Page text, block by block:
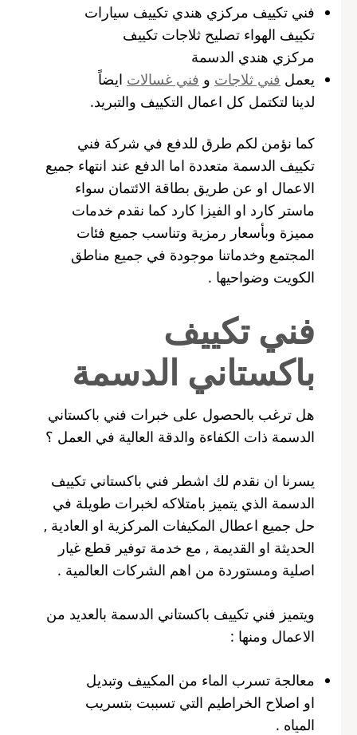
فني تكييف مركزي هندي تكييف سيارات
تكييف الهواء تصليح ثلاجات تكييف
مركزي هندي الدسمة
يعمل فني ثلاجات و فني غسالات ايضاً
لدينا لتكتمل كل اعمال التكييف والتبريد.
كما نؤمن لكم طرق للدفع في شركة فني
تكييف الدسمة متعددة اما الدفع عند انتهاء جميع
الاعمال او عن طريق بطاقة الائتمان سواء
ماستر كارد او الفيزا كارد كما نقدم خدمات
مميزة وبأسعار رمزية وتناسب جميع فئات
المجتمع وخدماتنا موجودة في جميع مناطق
الكويت وضواحيها .
فني تكييف
باكستاني الدسمة
هل ترغب بالحصول على خبرات فني باكستاني
الدسمة ذات الكفاءة والدقة العالية في العمل ؟
يسرنا ان نقدم لك اشطر فني باكستاني تكييف
الدسمة الذي يتميز بامتلاكه لخبرات طويلة في
حل جميع اعطال المكيفات المركزية او العادية ,
الحديثة او القديمة , مع خدمة توفير قطع غيار
اصلية ومستوردة من اهم الشركات العالمية .
ويتميز فني تكييف باكستاني الدسمة بالعديد من
الاعمال ومنها :
معالجة تسرب الماء من المكييف وتبديل
او اصلاح الخراطيم التي تسببت بتسريب
المياه .